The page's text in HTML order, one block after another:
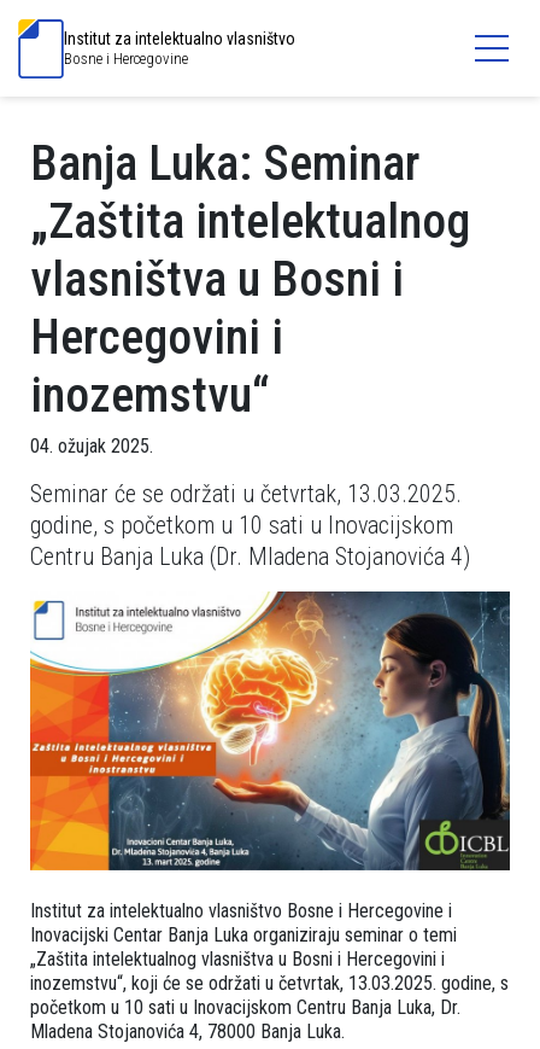
Institut za intelektualno vlasništvo
Bosne i Hercegovine
Banja Luka: Seminar
„Zaštita intelektualnog
vlasništva u Bosni i
Hercegovini i
inozemstvu“
04. ožujak 2025.
Seminar će se održati u četvrtak, 13.03.2025.
godine, s početkom u 10 sati u Inovacijskom
Centru Banja Luka (Dr. Mladena Stojanovića 4)
Institut za intelektualno vlasništvo Bosne i Hercegovine i
Inovacijski Centar Banja Luka organiziraju seminar o temi
„Zaštita intelektualnog vlasništva u Bosni i Hercegovini i
inozemstvu“, koji će se održati u četvrtak, 13.03.2025. godine, s
početkom u 10 sati u Inovacijskom Centru Banja Luka, Dr.
Mladena Stojanovića 4, 78000 Banja Luka.